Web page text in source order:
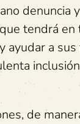
denuncia
tendrá
ayudar a
de